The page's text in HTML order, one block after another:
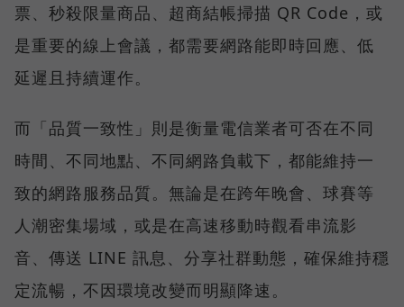
票、秒殺限量商品、超商結帳掃描 QR Code，或
是重要的線上會議，都需要網路能即時回應、低
延遲且持續運作。
而「品質一致性」則是衡量電信業者可否在不同
時間、不同地點、不同網路負載下，都能維持一
致的網路服務品質。無論是在跨年晚會、球賽等
人潮密集場域，或是在高速移動時觀看串流影
音、傳送 LINE 訊息、分享社群動態，確保維持穩
定流暢，不因環境改變而明顯降速。